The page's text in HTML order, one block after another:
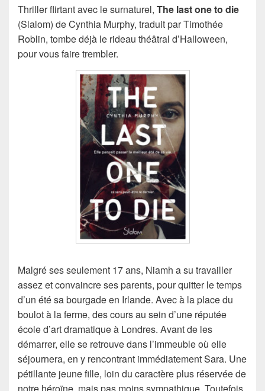
Thriller flirtant avec le surnaturel, The last one to die
(Slalom) de Cynthia Murphy, traduit par Timothée
Roblin, tombe déjà le rideau théâtral d’Halloween,
pour vous faire trembler.
Malgré ses seulement 17 ans, Niamh a su travailler
assez et convaincre ses parents, pour quitter le temps
d’un été sa bourgade en Irlande. Avec à la place du
boulot à la ferme, des cours au sein d’une réputée
école d’art dramatique à Londres. Avant de les
démarrer, elle se retrouve dans l’immeuble où elle
séjournera, en y rencontrant immédiatement Sara. Une
pétillante jeune fille, loin du caractère plus réservée de
notre héroïne, mais pas moins sympathique. Toutefois